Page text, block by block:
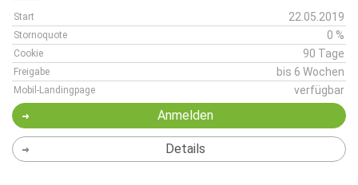
Start 22.05.2019
Stornoquote 0 %
Cookie 90 Tage
Freigabe bis 6 Wochen
Mobil-Landingpage verfügbar
Anmelden
Details